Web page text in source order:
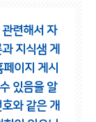
련해서 자
지식샘 게
이지 게시
있음을 알
와 같은 개